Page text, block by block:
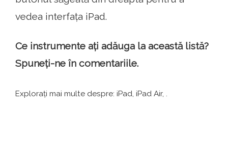
vedea interfața iPad.
Ce instrumente ați adăuga la această listă?
Spuneți-ne în comentariile.
Explorați mai multe despre: iPad, iPad Air, .